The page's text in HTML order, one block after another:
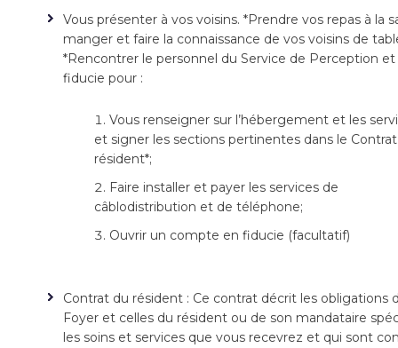
Vous présenter à vos voisins. *Prendre vos repas à la
manger et faire la connaissance de vos voisins de
*Rencontrer le personnel du Service de Perception et
fiducie pour :
Vous renseigner sur l’hébergement et les
et signer les sections pertinentes dans le
résident*;
Faire installer et payer les services de
câblodistribution et de téléphone;
Ouvrir un compte en fiducie (facultatif)
Contrat du résident : Ce contrat décrit les obligations
Foyer et celles du résident ou de son mandataire
les soins et services que vous recevrez et qui sont